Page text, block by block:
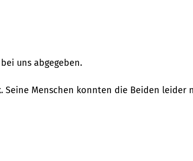
uns abgegeben.
Seine Menschen konnten die Beiden leider